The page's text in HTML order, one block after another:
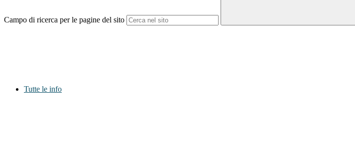
Campo di ricerca per le pagine del sito
Tutte le info